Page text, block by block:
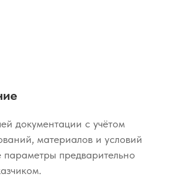
документации с учётом
материалов и условий
параметры предварительно